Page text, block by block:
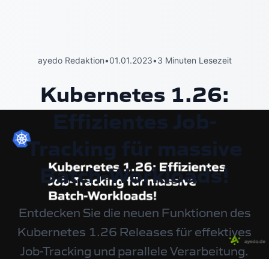
ayedo Redaktion•01.01.2023•3 Minuten Lesezeit
Kubernetes 1.26:
Effizientes Job-
Tracking für massive
Batch-Workloads!
Entdecken Sie die neuen Funktionen des
Kubernetes 1.26 Releases für effektives
Job-Tracking und parallele Verarbeitung.